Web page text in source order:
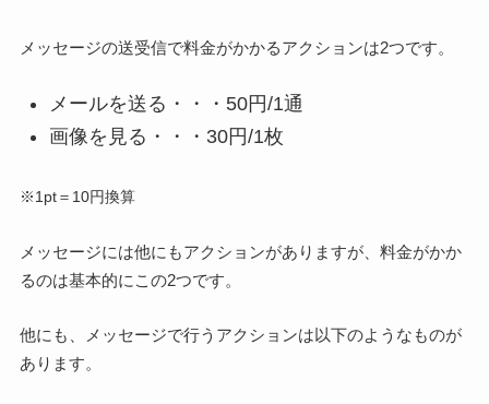
メッセージの送受信で料金がかかるアクションは2つです。
メールを送る・・・50円/1通
画像を見る・・・30円/1枚
※1pt＝10円換算
メッセージには他にもアクションがありますが、料金がかか
るのは基本的にこの2つです。
他にも、メッセージで行うアクションは以下のようなものが
あります。